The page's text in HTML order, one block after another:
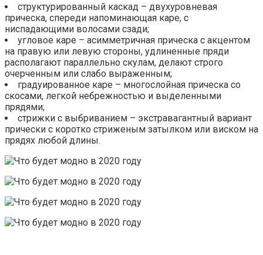
структурированный каскад – двухуровневая
прическа, спереди напоминающая каре, с
ниспадающими волосами сзади;
угловое каре – асимметричная прическа с акцентом
на правую или левую стороны, удлиненные пряди
располагают параллельно скулам, делают строго
очерченным или слабо выраженным;
градуированное каре – многослойная прическа со
скосами, легкой небрежностью и выделенными
прядями;
стрижки с выбриванием – экстравагантный вариант
прически с коротко стриженым затылком или виском на
прядях любой длины.